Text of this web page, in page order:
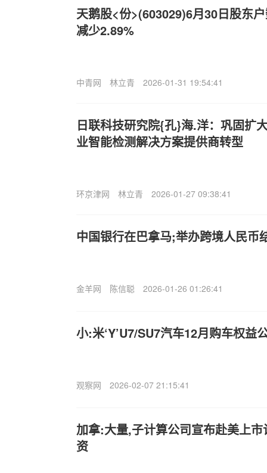
天鹅股<份>(603029)6月30日股东
减少2.89%
中青网 林立青 2026-01-31 19:54:41
日联科技研究院{孔}海.洋：巩固扩
业智能检测解决方案提供商转型
环京津网 林立青 2026-01-27 09:38:41
中国银行在巴拿马;举办跨境人民币
金羊网 陈信聪 2026-01-26 01:26:41
小:米‘Y’U7/SU7汽车12月购车权益
观察网 2026-02-07 21:15:41
加拿:大量,子计算公司宣布赴美上
资